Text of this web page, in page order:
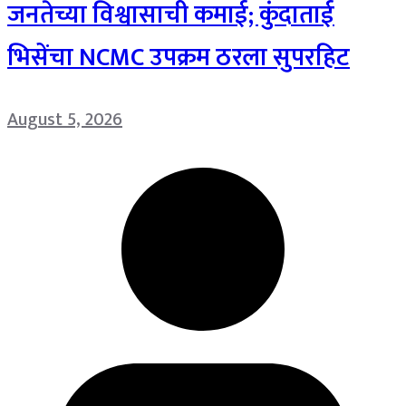
जनतेच्या विश्वासाची कमाई; कुंदाताई
भिसेंचा NCMC उपक्रम ठरला सुपरहिट
August 5, 2026